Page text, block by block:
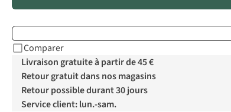
Comparer
Livraison gratuite à partir de 45 €
Retour gratuit dans nos magasins
Retour possible durant 30 jours
Service client: lun.-sam.